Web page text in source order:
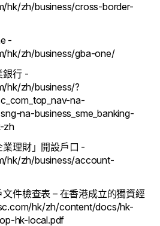
hk/zh/business/cross-border-
-
hk/zh/business/gba-one/
銀行 -
hk/zh/business/?
na-
na-business_sme_banking-
zh
理財」開設戶口 -
hk/zh/business/account-
件檢查表 – 在香港成立的獨資經
hk/zh/content/docs/hk-
hk-local.pdf